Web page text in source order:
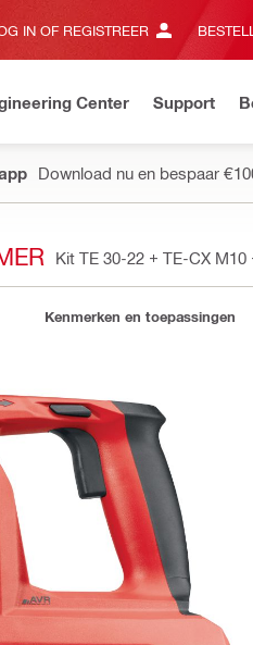
IN OF REGISTREER
Center Support
Download nu en bespaar
Kit TE 30-22 + TE-CX
Kenmerken en toepassingen